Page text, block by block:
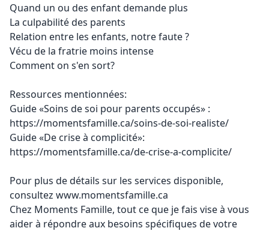
Quand un ou des enfant demande plus
La culpabilité des parents
Relation entre les enfants, notre faute ?
Vécu de la fratrie moins intense
Comment on s'en sort?
Ressources mentionnées:
Guide «Soins de soi pour parents occupés» :
https://momentsfamille.ca/soins-de-soi-realiste/
Guide «De crise à complicité»:
https://momentsfamille.ca/de-crise-a-complicite/
Pour plus de détails sur les services disponible,
consultez www.momentsfamille.ca
Chez Moments Famille, tout ce que je fais vise à vous
aider à répondre aux besoins spécifiques de votre